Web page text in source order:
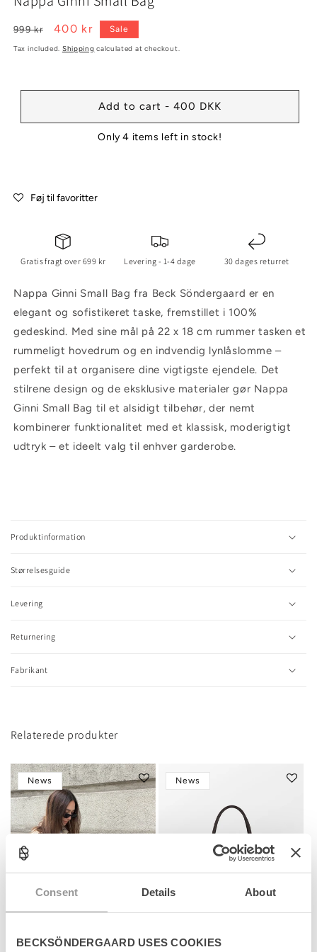
Consent Details About
BECKSÖNDERGAARD USES COOKIES
1
modal
Regular
price
999 kr
Sale
price
400 kr Sale
Tax included. Shipping calculated at checkout.
Add to cart - 400 DKK
Only 4 items left in stock!
Føj til favoritter
Gratis fragt over 699 kr Levering - 1-4 dage 30 dages returret
Nappa Ginni Small Bag fra Beck Söndergaard er en
elegant og sofistikeret taske, fremstillet i 100%
gedeskind. Med sine mål på 22 x 18 cm rummer tasken et
rummeligt hovedrum og en indvendig lynlåslomme –
perfekt til at organisere dine vigtigste ejendele. Det
stilrene design og de eksklusive materialer gør Nappa
Ginni Small Bag til et alsidigt tilbehør, der nemt
kombinerer funktionalitet med et klassisk, moderigtigt
udtryk – et ideelt valg til enhver garderobe.
l
a
p
i
l
c
o
n
Produktinformation
Størrelsesguide
Levering
Returnering
Fabrikant
Relaterede produkter
News News